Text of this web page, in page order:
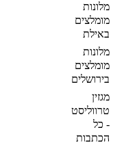
מלונות
מומלצים
באילת
מלונות
מומלצים
בירושלים
מגזין
טרווליסט
- כל
הכתבות